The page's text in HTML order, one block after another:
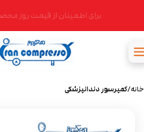
برای اطمینان از قیمت روز
خانه کمپرسور دندانپزشکی